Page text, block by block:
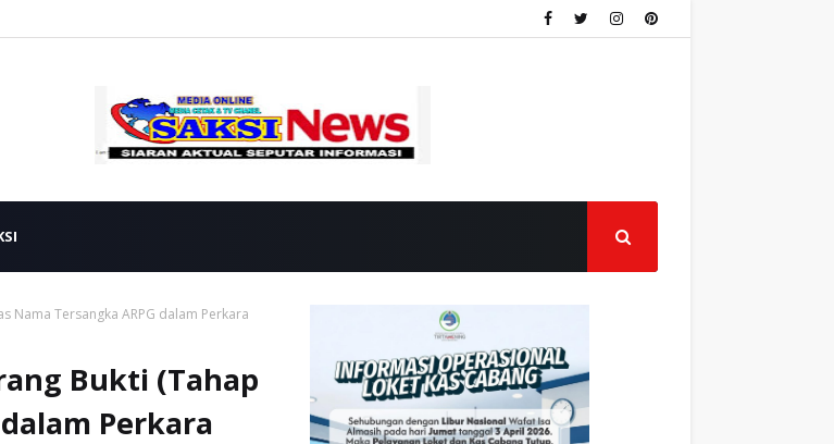
Nama Tersangka ARPG dalam Perkara
Bukti (Tahap
Perkara